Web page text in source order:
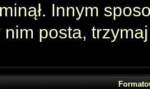
Innym
posta,